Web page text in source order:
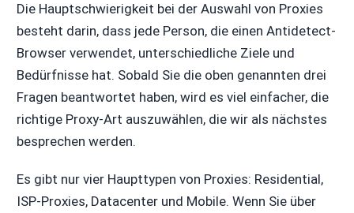
Die Hauptschwierigkeit bei der Auswahl von Proxies
besteht darin, dass jede Person, die einen Antidetect-
Browser verwendet, unterschiedliche Ziele und
Bedürfnisse hat. Sobald Sie die oben genannten drei
Fragen beantwortet haben, wird es viel einfacher, die
richtige Proxy-Art auszuwählen, die wir als nächstes
besprechen werden.
Es gibt nur vier Haupttypen von Proxies: Residential,
ISP-Proxies, Datacenter und Mobile. Wenn Sie über